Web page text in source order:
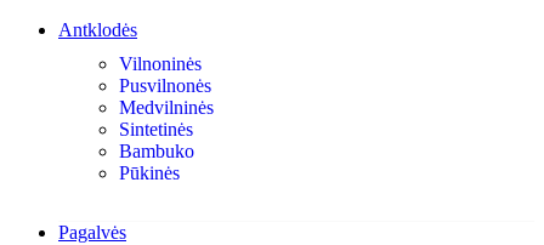
Antklodės
Vilnoninės
Pusvilnonės
Medvilninės
Sintetinės
Bambuko
Pūkinės
Pagalvės